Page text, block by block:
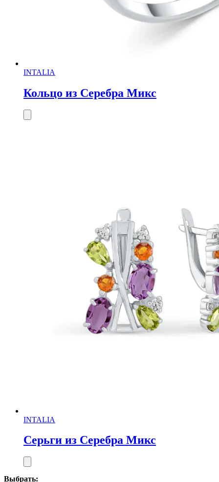
INTALIA
Кольцо из Серебра Микс
INTALIA
Серьги из Серебра Микс
Выбрать: